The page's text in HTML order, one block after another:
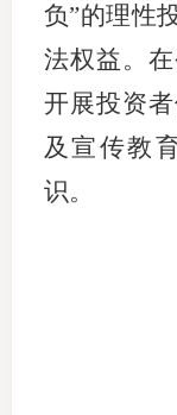
负”的理性
法权益。
开展投资
及宣传教
识。